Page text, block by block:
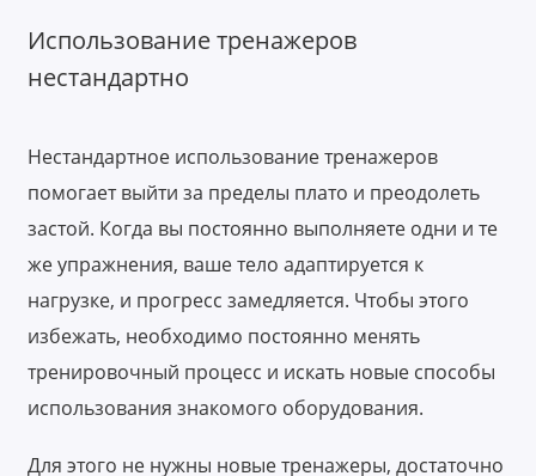
Использование тренажеров
нестандартно
Нестандартное использование тренажеров
помогает выйти за пределы плато и преодолеть
застой. Когда вы постоянно выполняете одни и те
же упражнения, ваше тело адаптируется к
нагрузке, и прогресс замедляется. Чтобы этого
избежать, необходимо постоянно менять
тренировочный процесс и искать новые способы
использования знакомого оборудования.
Для этого не нужны новые тренажеры, достаточно